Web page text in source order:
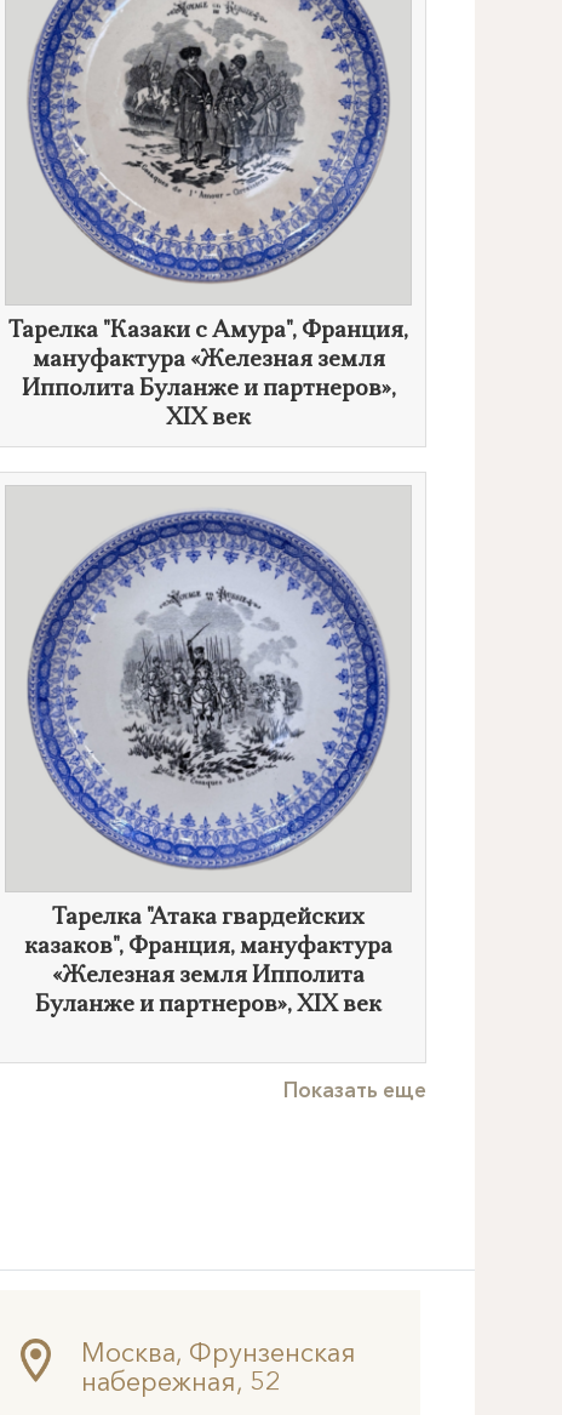
Тарелка "Казаки с Амура", Франция,
мануфактура «Железная земля
Ипполита Буланже и партнеров»,
XIX век
Тарелка "Атака гвардейских
казаков", Франция, мануфактура
«Железная земля Ипполита
Буланже и партнеров», XIX век
Показать еще
Москва, Фрунзенская
набережная, 52